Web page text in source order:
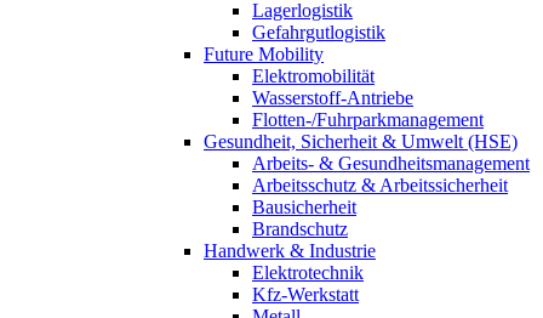
Lagerlogistik
Gefahrgutlogistik
Future Mobility
Elektromobilität
Wasserstoff-Antriebe
Flotten-/Fuhrparkmanagement
Gesundheit, Sicherheit & Umwelt (HSE)
Arbeits- & Gesundheitsmanagement
Arbeitsschutz & Arbeitssicherheit
Bausicherheit
Brandschutz
Handwerk & Industrie
Elektrotechnik
Kfz-Werkstatt